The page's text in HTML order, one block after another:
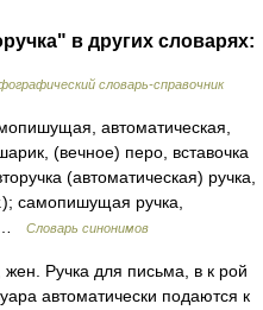
в других словарях:
словарь-справочник
автоматическая,
(вечное) перо, вставочка
(автоматическая) ручка,
самопишущая ручка,
…
Словарь синонимов
Ручка для письма, в к рой
автоматически подаются к